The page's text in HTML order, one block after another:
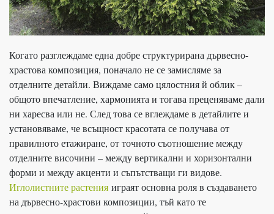
Когато разглеждаме една добре структурирана дървесно-
храстова композиция, поначало не се замисляме за
отделните детайли. Виждаме само цялостния й облик –
общото впечатление, хармонията и тогава преценяваме дали
ни харесва или не. След това се вглеждаме в детайлите и
установяваме, че всъщност красотата се получава от
правилното етажиране, от точното съотношение между
отделните височини – между вертикални и хоризонтални
форми и между акценти и съпътстващи ги видове.
Иглолистните растения играят основна роля в създаването
на дървесно-храстови композиции, тъй като те